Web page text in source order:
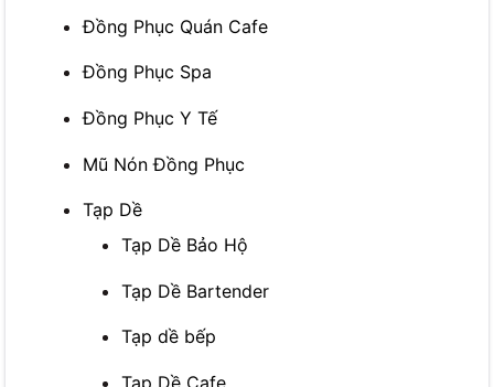
Đồng Phục Quán Cafe
Đồng Phục Spa
Đồng Phục Y Tế
Mũ Nón Đồng Phục
Tạp Dề
Tạp Dề Bảo Hộ
Tạp Dề Bartender
Tạp dề bếp
Tạp Dề Cafe